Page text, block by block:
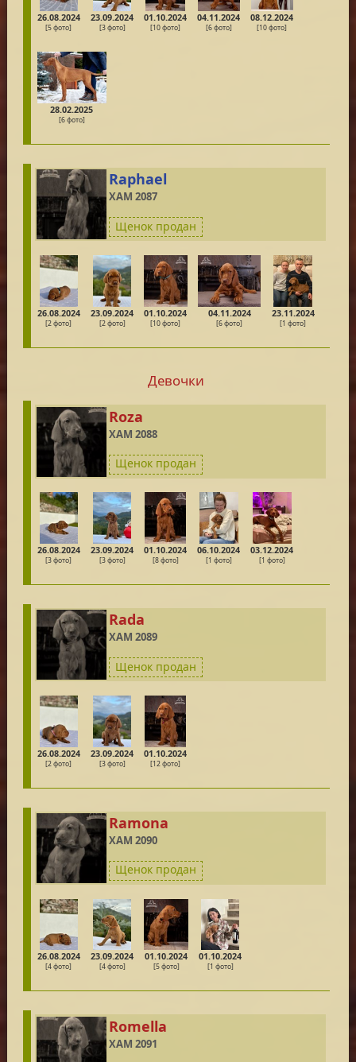
26.08.2024
[5 фото]
23.09.2024
[3 фото]
01.10.2024
[10 фото]
04.11.2024
[6 фото]
08.12.2024
[10 фото]
28.02.2025
[6 фото]
Raphael
ХАМ 2087
Щенок продан
26.08.2024
[2 фото]
23.09.2024
[2 фото]
01.10.2024
[10 фото]
04.11.2024
[6 фото]
23.11.2024
[1 фото]
Девочки
Roza
ХАМ 2088
Щенок продан
26.08.2024
[3 фото]
23.09.2024
[3 фото]
01.10.2024
[8 фото]
06.10.2024
[1 фото]
03.12.2024
[1 фото]
Rada
ХАМ 2089
Щенок продан
26.08.2024
[2 фото]
23.09.2024
[3 фото]
01.10.2024
[12 фото]
Ramona
ХАМ 2090
Щенок продан
26.08.2024
[4 фото]
23.09.2024
[4 фото]
01.10.2024
[5 фото]
01.10.2024
[1 фото]
Romella
ХАМ 2091